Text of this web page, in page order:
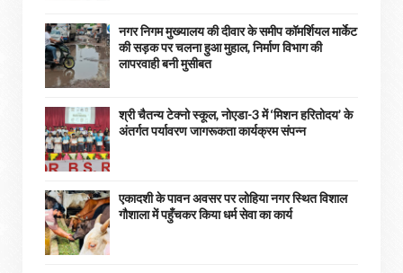
नगर निगम मुख्यालय की दीवार के समीप कॉमर्शियल मार्केट
की सड़क पर चलना हुआ मुहाल, निर्माण विभाग की
लापरवाही बनी मुसीबत
श्री चैतन्य टेक्नो स्कूल, नोएडा-3 में ‘मिशन हरितोदय’ के
अंतर्गत पर्यावरण जागरूकता कार्यक्रम संपन्न
एकादशी के पावन अवसर पर लोहिया नगर स्थित विशाल
गौशाला में पहुँचकर किया धर्म सेवा का कार्य